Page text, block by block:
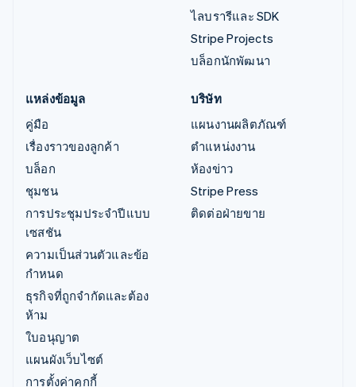
ไลบรารีและ SDK
Stripe Projects
บล็อกนักพัฒนา
แหล่งข้อมูล
คู่มือ
เรื่องราวของลูกค้า
บล็อก
ชุมชน
การประชุมประจำปีแบบ
เซสชัน
ความเป็นส่วนตัวและข้อ
กำหนด
ธุรกิจที่ถูกจำกัดและต้อง
ห้าม
ใบอนุญาต
แผนผังเว็บไซต์
การตั้งค่าคุกกี้
บริษัท
แผนงานผลิตภัณฑ์
ตำแหน่งงาน
ห้องข่าว
Stripe Press
ติดต่อฝ่ายขาย